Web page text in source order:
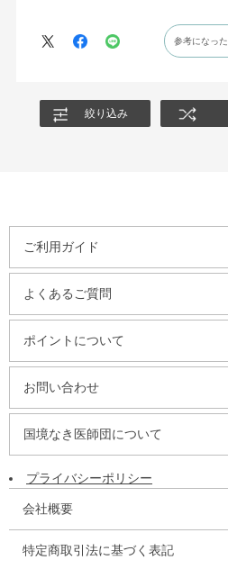
参考になった
絞り込み
ご利用ガイド
よくあるご質問
ポイントについて
お問い合わせ
国境なき医師団について
プライバシーポリシー
会社概要
特定商取引法に基づく表記